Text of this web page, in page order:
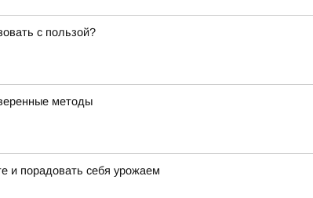
с пользой?
методы
и порадовать себя урожаем